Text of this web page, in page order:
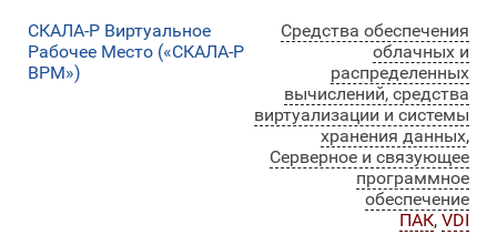
СКАЛА-Р Виртуальное
Рабочее Место («СКАЛА-Р
ВРМ»)
Средства обеспечения
облачных и
распределенных
вычислений, средства
виртуализации и системы
хранения данных,
Серверное и связующее
программное
обеспечение
ПАК, VDI